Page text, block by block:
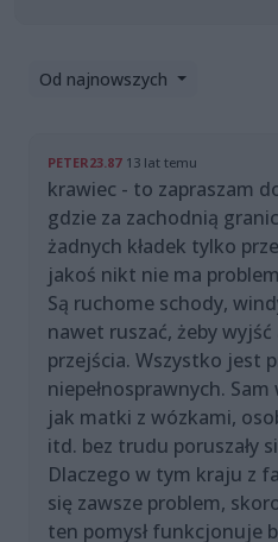
Od najnowszych
PETER23.87 13 lat temu
krawiec - to zapraszam
gdzie za zachodnią
żadnych kładek tylko
jakoś nikt nie ma
Są ruchome schody,
nawet ruszać, żeby
przejścia. Wszystko jest
niepełnosprawnych.
jak matki z wózkami,
itd. bez trudu poruszały
Dlaczego w tym kraju z
się zawsze problem,
ten pomysł funkcjonuje